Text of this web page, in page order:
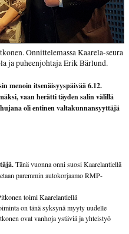
Onnittelemassa Kaarela-seura
ja puheenjohtaja Erik Bärlund.
menoin itsenäisyyspäivää 6.12.
vaan herätti täyden salin välillä
oli entinen valtakunnansyyttäjä
Tänä vuonna onni suosi Kaarelantiellä
paremmin autokorjaamo RMP-
toimi Kaarelantiellä
on tänä syksynä myyty uudelle
ovat vanhoja ystäviä ja yhteistyö